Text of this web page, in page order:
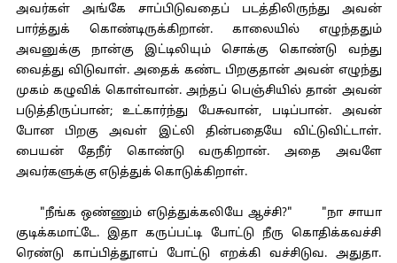
அவர்கள் அங்கே சாப்பிடுவதைப் படத்திலிருந்து அவன்
பார்த்துக் கொண்டிருக்கிறான். காலையில் எழுந்ததும்
அவனுக்கு நான்கு இட்டிலியும் சொக்கு கொண்டு வந்து
வைத்து விடுவாள். அதைக் கண்ட பிறகுதான் அவன் எழுந்து
முகம் கழுவிக் கொள்வான். அந்தப் பெஞ்சியில் தான் அவன்
படுத்திருப்பான்; உட்கார்ந்து பேசுவான், படிப்பான். அவன்
போன பிறகு அவள் இட்லி தின்பதையே விட்டுவிட்டாள்.
பையன் தேநீர் கொண்டு வருகிறான். அதை அவளே
அவர்களுக்கு எடுத்துக் கொடுக்கிறாள்.
"நீங்க ஒண்ணும் எடுத்துக்கலியே ஆச்சி?" "நா சாயா
குடிக்கமாட்டே. இதா கருப்பட்டி போட்டு நீரு கொதிக்கவச்சி
ரெண்டு காப்பித்தூளப் போட்டு எறக்கி வச்சிடுவ. அதுதா.